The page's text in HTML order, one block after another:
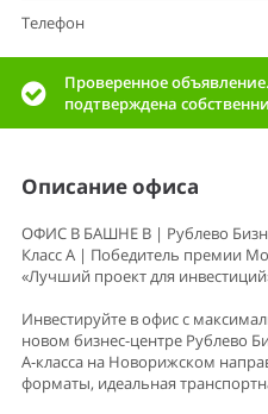
Телефон
Проверенное
подтверждена
Описание офиса
ОФИС В БАШНЕ B | Рублево
Класс А | Победитель премии
«Лучший проект для
Инвестируйте в офис с
новом бизнес-центре Рублево
А-класса на Новорижском
форматы, идеальная